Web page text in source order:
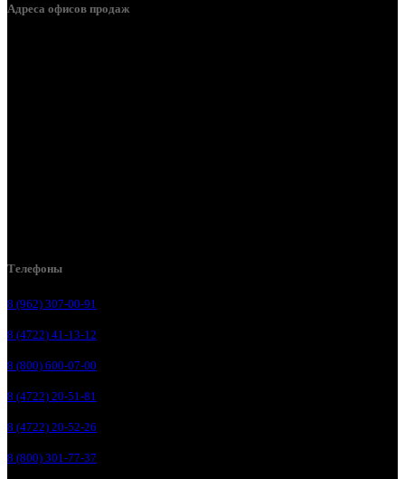
Адреса офисов продаж
Телефоны
8 (962) 307-00-91
8 (4722) 41-13-12
8 (800) 600-07-00
8 (4722) 20-51-81
8 (4722) 20-52-26
8 (800) 301-77-37